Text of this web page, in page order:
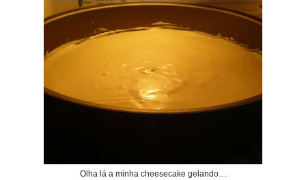
Olha lá a minha cheesecake gelando…